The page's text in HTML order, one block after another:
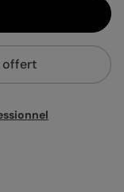
offert